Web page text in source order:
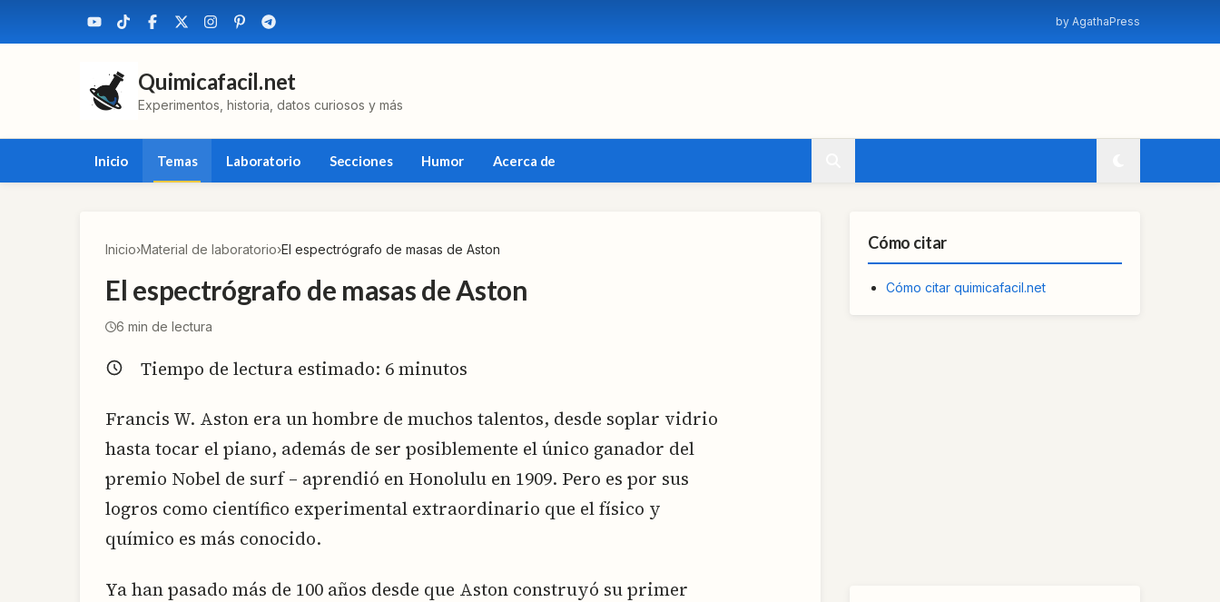
by AgathaPress
Quimicafacil.net
Experimentos, historia, datos curiosos y más
Inicio Temas Laboratorio Secciones Humor Acerca de
Inicio›Material de laboratorio›El espectrógrafo de masas de Aston
El espectrógrafo de masas de Aston
6 min de lectura
Tiempo de lectura estimado: 6minutos
Francis W. Aston era un hombre de muchos talentos, desde soplar vidrio
hasta tocar el piano, además de ser posiblemente el único ganador del
premio Nobel de surf – aprendió en Honolulu en 1909. Pero es por sus
logros como científico experimental extraordinario que el físico y
químico es más conocido.
Ya han pasado más de 100 años desde que Aston construyó su primer
Cómo citar
Cómo citar quimicafacil.net